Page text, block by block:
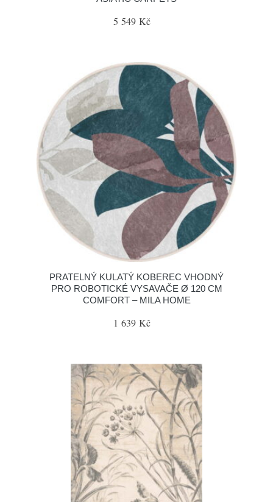
5 549 Kč
PRATELNÝ KULATÝ KOBEREC VHODNÝ
PRO ROBOTICKÉ VYSAVAČE Ø 120 CM
COMFORT – MILA HOME
1 639 Kč